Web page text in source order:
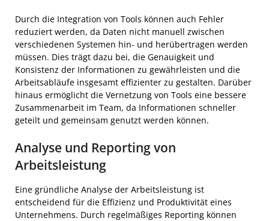
Durch die Integration von Tools können auch Fehler
reduziert werden, da Daten nicht manuell zwischen
verschiedenen Systemen hin- und herübertragen werden
müssen. Dies trägt dazu bei, die Genauigkeit und
Konsistenz der Informationen zu gewährleisten und die
Arbeitsabläufe insgesamt effizienter zu gestalten. Darüber
hinaus ermöglicht die Vernetzung von Tools eine bessere
Zusammenarbeit im Team, da Informationen schneller
geteilt und gemeinsam genutzt werden können.
Analyse und Reporting von
Arbeitsleistung
Eine gründliche Analyse der Arbeitsleistung ist
entscheidend für die Effizienz und Produktivität eines
Unternehmens. Durch regelmäßiges Reporting können